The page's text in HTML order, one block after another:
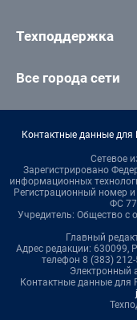
Техподдержка
Все города сети
Контактные данные для
Сетевое
Зарегистрировано
информационных
Регистрационный номер
ФС 77
Учредитель: Общество с
Главный
Адрес редакции: 630099,
телефон 8 (383)
Электронный
Контактные данные для